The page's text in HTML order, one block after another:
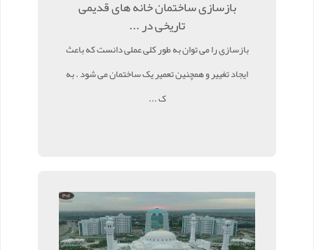
بازسازی ساختمان خانه های قدیمی
تاریخی در ...
بازسازی را می توان به طور کلی عملی دانست که باعث
ایجاد تغییر و همچنین تعمیر یک ساختمان می شود . به
ک ...